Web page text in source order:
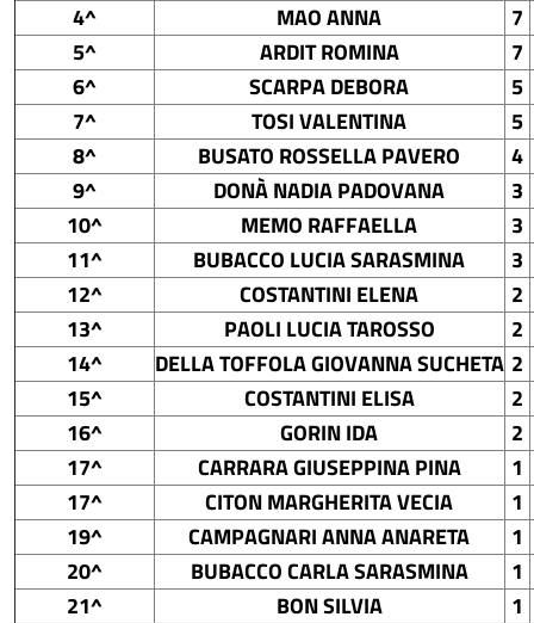
4^
MAO ANNA
7
5^
ARDIT ROMINA
7
6^
SCARPA DEBORA
5
7^
TOSI VALENTINA
5
8^
BUSATO ROSSELLA PAVERO
4
9^
DONÀ NADIA PADOVANA
3
10^
MEMO RAFFAELLA
3
11^
BUBACCO LUCIA SARASMINA
3
12^
COSTANTINI ELENA
2
13^
PAOLI LUCIA TAROSSO
2
14^
DELLA TOFFOLA GIOVANNA SUCHETA 2
15^
COSTANTINI ELISA
2
16^
GORIN IDA
2
17^
CARRARA GIUSEPPINA PINA
1
17^
CITON MARGHERITA VECIA
1
19^
CAMPAGNARI ANNA ANARETA
1
20^
BUBACCO CARLA SARASMINA
1
21^
BON SILVIA
1